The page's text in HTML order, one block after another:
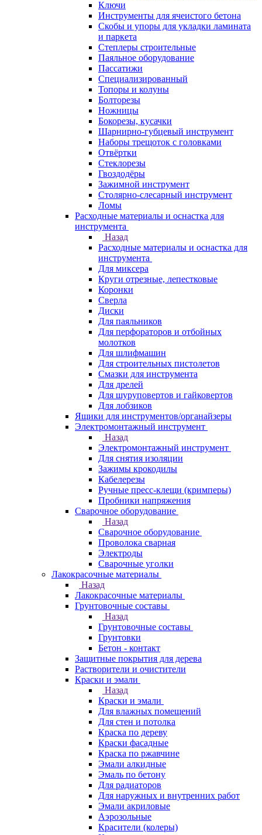
Ключи
Инструменты для ячеистого бетона
Скобы и упоры для укладки ламината
и паркета
Степлеры строительные
Паяльное оборудование
Пассатижи
Специализированный
Топоры и колуны
Болторезы
Ножницы
Бокорезы, кусачки
Шарнирно-губцевый инструмент
Наборы трещоток с головками
Отвёртки
Стеклорезы
Гвоздодёры
Зажимной инструмент
Столярно-слесарный инструмент
Ломы
Расходные материалы и оснастка для
инструмента
Назад
Расходные материалы и оснастка для
инструмента
Для миксера
Круги отрезные, лепестковые
Коронки
Сверла
Диски
Для паяльников
Для перфораторов и отбойных
молотков
Для шлифмашин
Для строительных пистолетов
Смазки для инструмента
Для дрелей
Для шуруповертов и гайковертов
Для лобзиков
Ящики для инструментов/органайзеры
Электромонтажный инструмент
Назад
Электромонтажный инструмент
Для снятия изоляции
Зажимы крокодилы
Кабелерезы
Ручные пресс-клещи (кримперы)
Пробники напряжения
Сварочное оборудование
Назад
Сварочное оборудование
Проволока сварная
Электроды
Сварочные уголки
Лакокрасочные материалы
Назад
Лакокрасочные материалы
Грунтовочные составы
Назад
Грунтовочные составы
Грунтовки
Бетон - контакт
Защитные покрытия для дерева
Растворители и очистители
Краски и эмали
Назад
Краски и эмали
Для влажных помещений
Для стен и потолка
Краска по дереву
Краски фасадные
Краска по ржавчине
Эмали алкидные
Эмаль по бетону
Для радиаторов
Для наружных и внутренних работ
Эмали акриловые
Аэрозольные
Красители (колеры)